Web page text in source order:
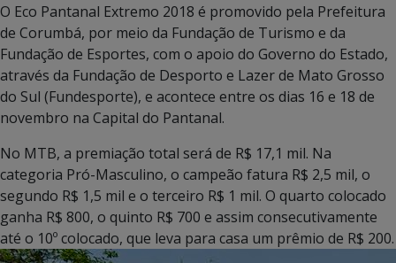
O Eco Pantanal Extremo 2018 é promovido pela Prefeitura
de Corumbá, por meio da Fundação de Turismo e da
Fundação de Esportes, com o apoio do Governo do Estado,
através da Fundação de Desporto e Lazer de Mato Grosso
do Sul (Fundesporte), e acontece entre os dias 16 e 18 de
novembro na Capital do Pantanal.
No MTB, a premiação total será de R$ 17,1 mil. Na
categoria Pró-Masculino, o campeão fatura R$ 2,5 mil, o
segundo R$ 1,5 mil e o terceiro R$ 1 mil. O quarto colocado
ganha R$ 800, o quinto R$ 700 e assim consecutivamente
até o 10º colocado, que leva para casa um prêmio de R$ 200.